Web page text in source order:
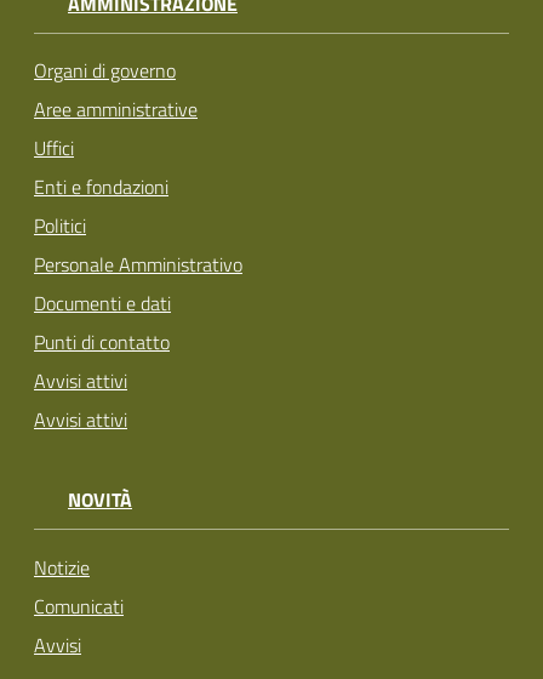
Organi di governo
Aree amministrative
Uffici
Enti e fondazioni
Politici
Personale Amministrativo
Documenti e dati
Punti di contatto
Avvisi attivi
Avvisi attivi
NOVITÀ
Notizie
Comunicati
Avvisi